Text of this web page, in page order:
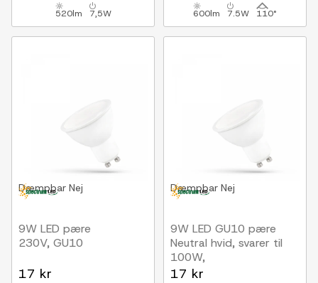
520lm 7,5W 600lm 7.5W 110°
Dæmpbar Nej
9W LED pære
230V, GU10
17 kr
Dæmpbar Nej
9W LED GU10 pære
Neutral hvid, svarer til
100W,
indendørs/udendørs
17 kr